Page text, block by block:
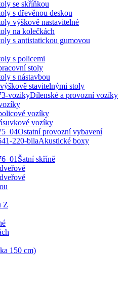
se skříňkou
s dřevěnou deskou
výškově nastavitelné
na kolečkách
s antistatickou gumovou
s policemi
stoly
s nástavbou
stavitelnými stoly
Dílenské a provozní vozíky
vozíky
vozíky
Ostatní provozní vybavení
Akustické boxy
Šatní skříně
Z
150 cm)